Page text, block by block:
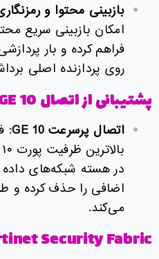
بازبینی محتوا و
امکان بازبینی سریع
فراهم کرده و بار
روی پردازنده اصلی
پشتیبانی از اتصال 10 GE برای بخش‌بندی شبکه
اتصال پرسرعت 10 GE
در هسته شبکه‌های
اضافی را حذف کرده و
می‌کند.
Security Fabric